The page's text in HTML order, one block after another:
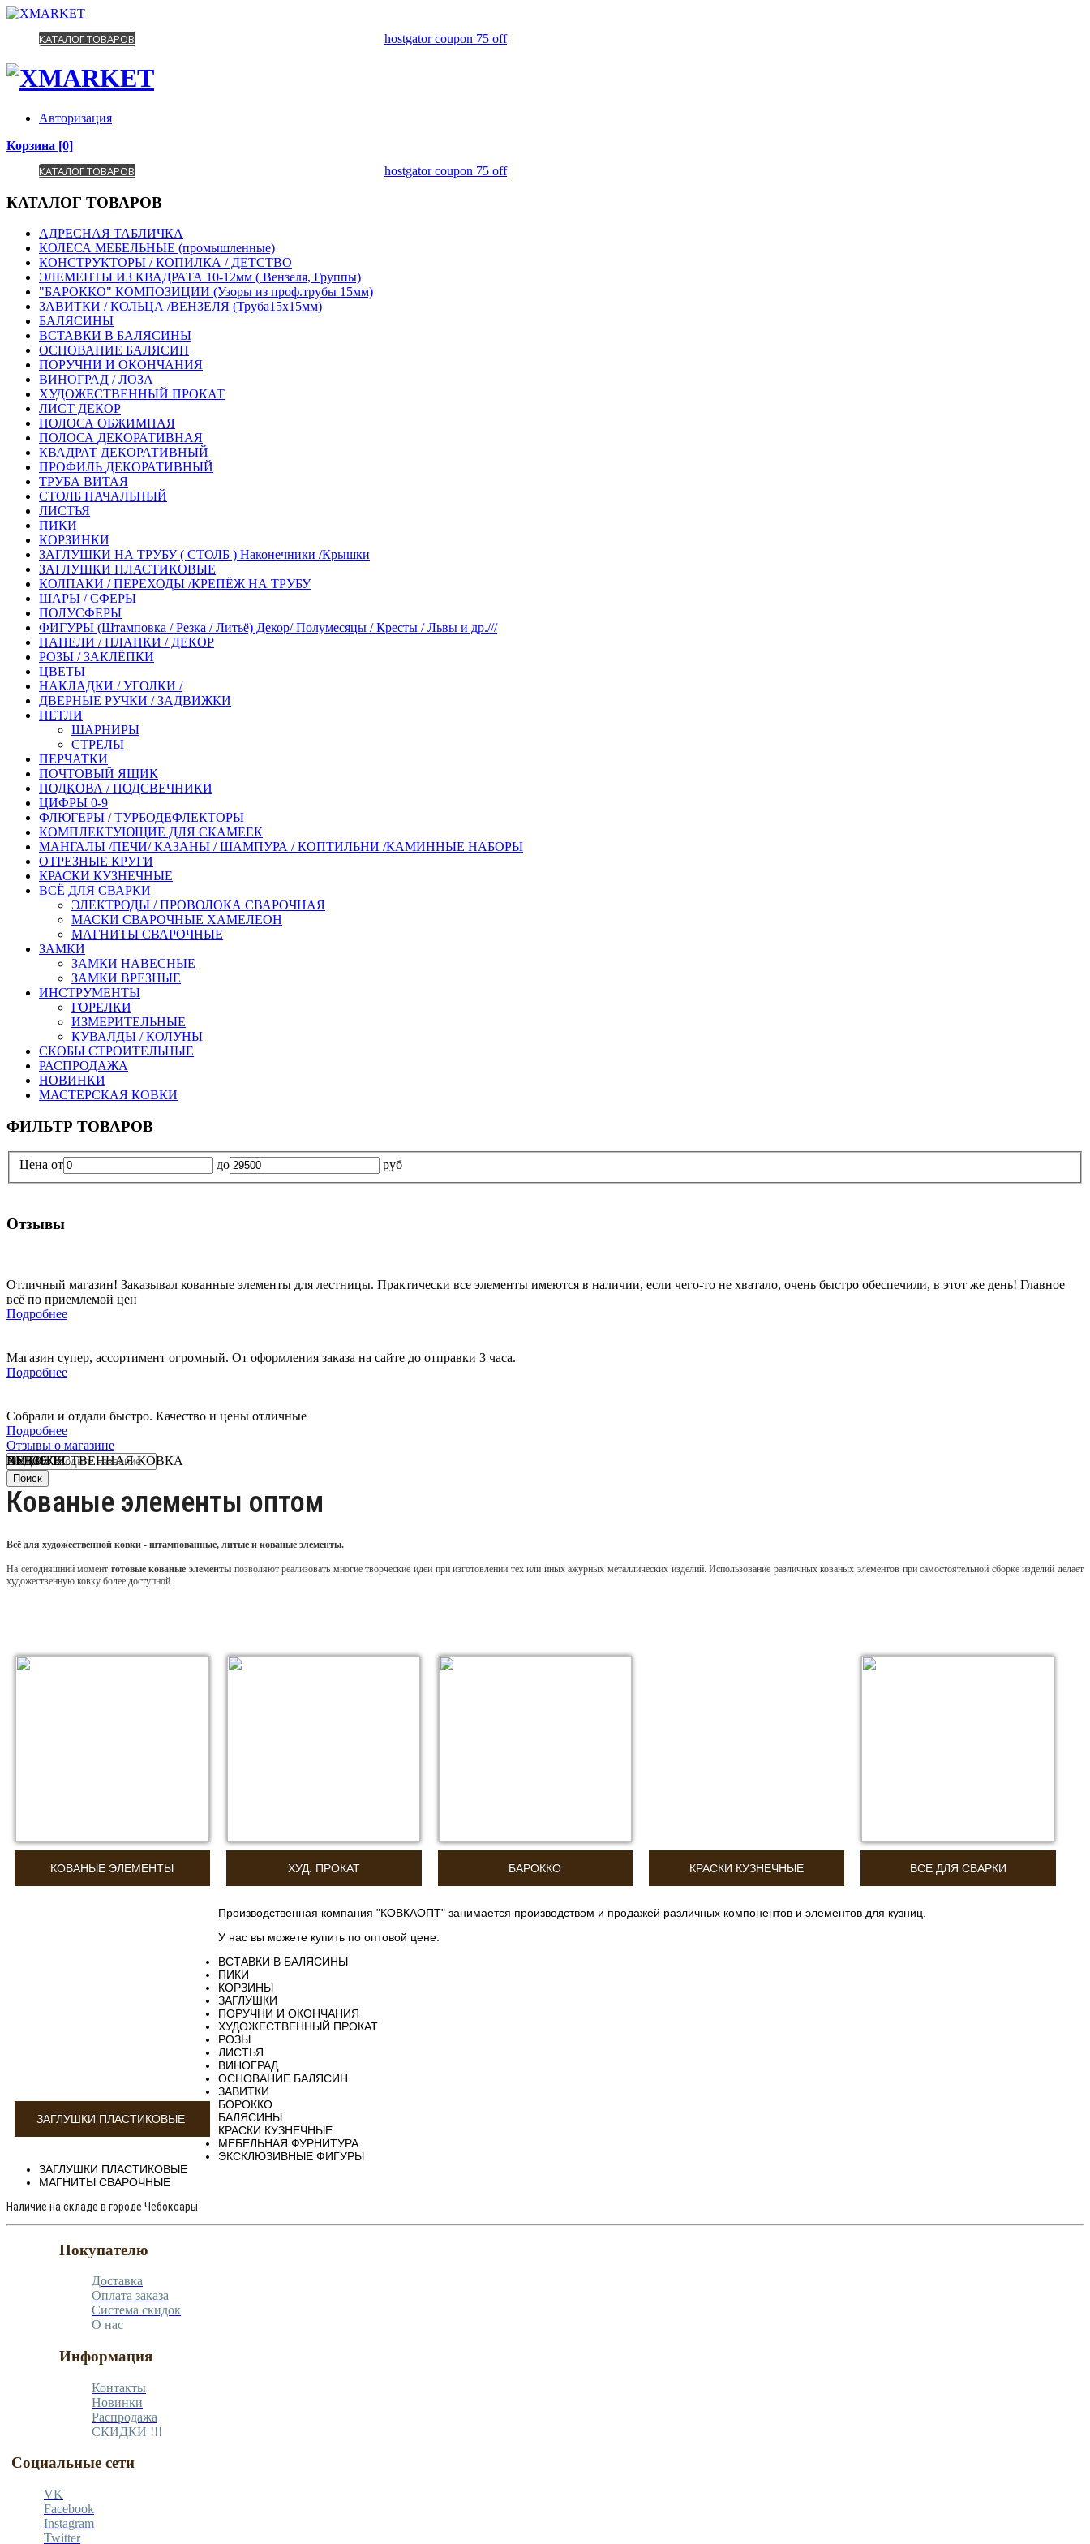
КАТАЛОГ ТОВАРОВ hostgator coupon 75 off
Авторизация
Корзина [0]
КАТАЛОГ ТОВАРОВ hostgator coupon 75 off
КАТАЛОГ ТОВАРОВ
АДРЕСНАЯ ТАБЛИЧКА
КОЛЕСА МЕБЕЛЬНЫЕ (промышленные)
КОНСТРУКТОРЫ / КОПИЛКА / ДЕТСТВО
ЭЛЕМЕНТЫ ИЗ КВАДРАТА 10-12мм ( Вензеля, Группы)
"БАРОККО" КОМПОЗИЦИИ (Узоры из проф.трубы 15мм)
ЗАВИТКИ / КОЛЬЦА /ВЕНЗЕЛЯ (Труба15х15мм)
БАЛЯСИНЫ
ВСТАВКИ В БАЛЯСИНЫ
ОСНОВАНИЕ БАЛЯСИН
ПОРУЧНИ И ОКОНЧАНИЯ
ВИНОГРАД / ЛОЗА
ХУДОЖЕСТВЕННЫЙ ПРОКАТ
ЛИСТ ДЕКОР
ПОЛОСА ОБЖИМНАЯ
ПОЛОСА ДЕКОРАТИВНАЯ
КВАДРАТ ДЕКОРАТИВНЫЙ
ПРОФИЛЬ ДЕКОРАТИВНЫЙ
ТРУБА ВИТАЯ
СТОЛБ НАЧАЛЬНЫЙ
ЛИСТЬЯ
ПИКИ
КОРЗИНКИ
ЗАГЛУШКИ НА ТРУБУ ( СТОЛБ ) Наконечники /Крышки
ЗАГЛУШКИ ПЛАСТИКОВЫЕ
КОЛПАКИ / ПЕРЕХОДЫ /КРЕПЁЖ НА ТРУБУ
ШАРЫ / СФЕРЫ
ПОЛУСФЕРЫ
ФИГУРЫ (Штамповка / Резка / Литьё) Декор/ Полумесяцы / Кресты / Львы и др.///
ПАНЕЛИ / ПЛАНКИ / ДЕКОР
РОЗЫ / ЗАКЛЁПКИ
ЦВЕТЫ
НАКЛАДКИ / УГОЛКИ /
ДВЕРНЫЕ РУЧКИ / ЗАДВИЖКИ
ПЕТЛИ
ШАРНИРЫ
СТРЕЛЫ
ПЕРЧАТКИ
ПОЧТОВЫЙ ЯЩИК
ПОДКОВА / ПОДСВЕЧНИКИ
ЦИФРЫ 0-9
ФЛЮГЕРЫ / ТУРБОДЕФЛЕКТОРЫ
КОМПЛЕКТУЮЩИЕ ДЛЯ СКАМЕЕК
МАНГАЛЫ /ПЕЧИ/ КАЗАНЫ / ШАМПУРА / КОПТИЛЬНИ /КАМИННЫЕ НАБОРЫ
ОТРЕЗНЫЕ КРУГИ
КРАСКИ КУЗНЕЧНЫЕ
ВСЁ ДЛЯ СВАРКИ
ЭЛЕКТРОДЫ / ПРОВОЛОКА СВАРОЧНАЯ
МАСКИ СВАРОЧНЫЕ ХАМЕЛЕОН
МАГНИТЫ СВАРОЧНЫЕ
ЗАМКИ
ЗАМКИ НАВЕСНЫЕ
ЗАМКИ ВРЕЗНЫЕ
ИНСТРУМЕНТЫ
ГОРЕЛКИ
ИЗМЕРИТЕЛЬНЫЕ
КУВАЛДЫ / КОЛУНЫ
СКОБЫ СТРОИТЕЛЬНЫЕ
РАСПРОДАЖА
НОВИНКИ
МАСТЕРСКАЯ КОВКИ
ФИЛЬТР ТОВАРОВ
Цена от до руб
Отзывы
Отличный магазин! Заказывал кованные элементы для лестницы. Практически все элементы имеются в наличии, если чего-то не хватало, очень быстро обеспечили, в этот же день! Главное
всё по приемлемой цен
Подробнее
Магазин супер, ассортимент огромный. От оформления заказа на сайте до отправки 3 часа.
Подробнее
Собрали и отдали быстро. Качество и цены отличные
Подробнее
Отзывы о магазине
ВЕНЗЕЛЯ
ПИКИ
ХУДОЖЕСТВЕННАЯ КОВКА
Поиск
Кованые элементы оптом
Всё для художественной ковки - штампованные, литые и кованые элементы.
На сегодняшний момент готовые кованые элементыпозволяют реализовать многие творческие идеи при изготовлении тех или иных ажурных металлических изделий. Использование различных кованых элементов при самостоятельной сборке изделий делает
художественную ковку более доступной.
КОВАНЫЕ ЭЛЕМЕНТЫ ХУД. ПРОКАТ БАРОККО КРАСКИ КУЗНЕЧНЫЕ ВСЕ ДЛЯ СВАРКИ
ЗАГЛУШКИ ПЛАСТИКОВЫЕ
Производственная компания "КОВКАОПТ" занимается производством и продажей различных компонентов и элементов для кузниц.
У нас вы можете купить по оптовой цене:
ВСТАВКИ В БАЛЯСИНЫ
ПИКИ
КОРЗИНЫ
ЗАГЛУШКИ
ПОРУЧНИ И ОКОНЧАНИЯ
ХУДОЖЕСТВЕННЫЙ ПРОКАТ
РОЗЫ
ЛИСТЬЯ
ВИНОГРАД
ОСНОВАНИЕ БАЛЯСИН
ЗАВИТКИ
БОРОККО
БАЛЯСИНЫ
КРАСКИ КУЗНЕЧНЫЕ
МЕБЕЛЬНАЯ ФУРНИТУРА
ЭКСКЛЮЗИВНЫЕ ФИГУРЫ
ЗАГЛУШКИ ПЛАСТИКОВЫЕ
МАГНИТЫ СВАРОЧНЫЕ
Наличие на складе в городе Чебоксары
Покупателю
Доставка
Оплата заказа
Система скидок
О нас
Информация
Контакты
Новинки
Распродажа
СКИДКИ !!!
Социальные сети
VK
Facebook
Instagram
Twitter